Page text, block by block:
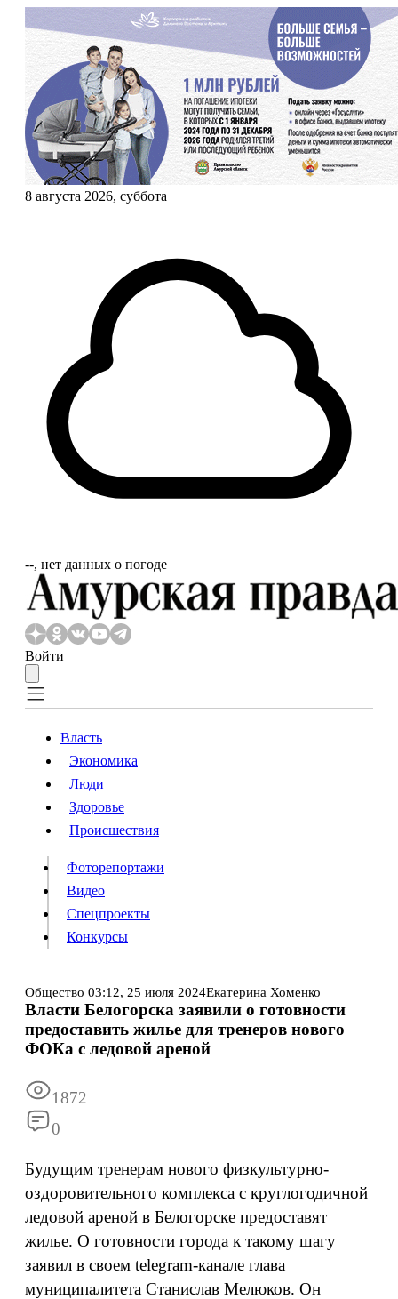
8 августа 2026, суббота
‐‐, нет данных о погоде
Войти
Власть
Происшествия
Видео
Конкурсы
Информация Подписка РекламаВсе новости
Власть
Экономика
Люди
Здоровье
Происшествия
Фоторепортажи
Видео
Спецпроекты
Конкурсы
Общество 03:12, 25 июля 2024Екатерина Хоменко
Власти Белогорска заявили о готовности
предоставить жилье для тренеров нового
ФОКа с ледовой ареной
1872
0
Будущим тренерам нового физкультурно-
оздоровительного комплекса с круглогодичной
ледовой ареной в Белогорске предоставят
жилье. О готовности города к такому шагу
заявил в своем telegram-канале глава
муниципалитета Станислав Мелюков. Он